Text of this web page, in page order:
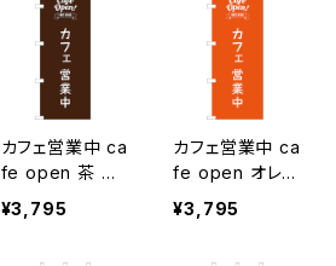
カフェ営業中 ca
fe open 茶 の
ぼり旗
¥3,795
カフェ営業中 ca
fe open オレン
ジ のぼり旗
¥3,795